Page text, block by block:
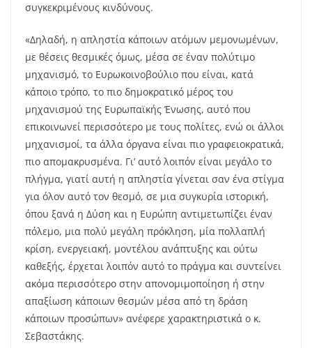
συγκεκριμένους κινδύνους.
«Δηλαδή, η απληστία κάποιων ατόμων μεμονωμένων,
με θέσεις θεσμικές όμως, μέσα σε έναν πολύτιμο
μηχανισμό, το Ευρωκοινοβούλιο που είναι, κατά
κάποιο τρόπο, το πιο δημοκρατικό μέρος του
μηχανισμού της Ευρωπαϊκής Ένωσης, αυτό που
επικοινωνεί περισσότερο με τους πολίτες, ενώ οι άλλοι
μηχανισμοί, τα άλλα όργανα είναι πιο γραφειοκρατικά,
πιο απομακρυσμένα. Γι’ αυτό λοιπόν είναι μεγάλο το
πλήγμα, γιατί αυτή η απληστία γίνεται σαν ένα στίγμα
για όλον αυτό τον θεσμό, σε μια συγκυρία ιστορική,
όπου ξανά η Δύση και η Ευρώπη αντιμετωπίζει έναν
πόλεμο, μια πολύ μεγάλη πρόκληση, μία πολλαπλή
κρίση, ενεργειακή, μοντέλου ανάπτυξης και ούτω
καθεξής, έρχεται λοιπόν αυτό το πράγμα και συντείνει
ακόμα περισσότερο στην απονομιμοποίηση ή στην
απαξίωση κάποιων θεσμών μέσα από τη δράση
κάποιων προσώπων» ανέφερε χαρακτηριστικά ο κ.
Σεβαστάκης.